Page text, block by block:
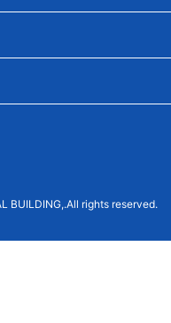
BUILDING,.All rights reserved.